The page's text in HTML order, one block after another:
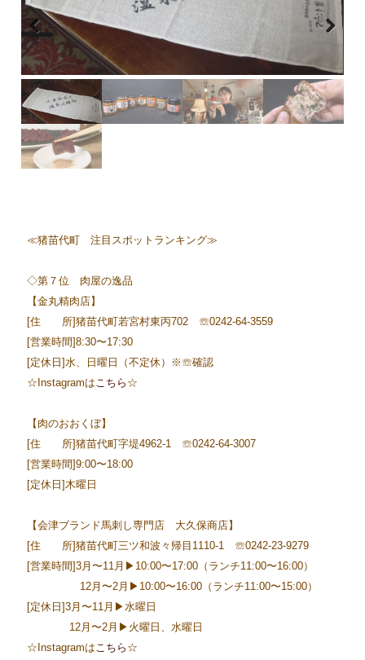
≪猪苗代町 注目スポットランキング≫
◇第７位 肉屋の逸品
【金丸精肉店】
[住 所]猪苗代町若宮村東丙702 ☏0242-64-3559
[営業時間]8:30〜17:30
[定休日]水、日曜日（不定休）※☏確認
☆Instagramは こちら ☆
【肉のおおくぼ】
[住 所]猪苗代町字堤4962-1 ☏0242-64-3007
[営業時間]9:00〜18:00
[定休日]木曜日
【会津ブランド馬刺し専門店 大久保商店】
[住 所]猪苗代町三ツ和波々帰目1110-1 ☏0242-23-9279
[営業時間]3月〜11月▶10:00〜17:00（ランチ11:00〜16:00）
12月〜2月▶10:00〜16:00（ランチ11:00〜15:00）
[定休日]3月〜11月▶水曜日
12月〜2月▶火曜日、水曜日
☆Instagramは こちら ☆